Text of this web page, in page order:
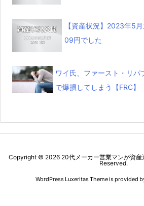
【資産状況】2023年5
09円でした
ワイ氏、ファースト・リパ
で爆損してしまう【FRC】
Copyright © 2026 20代メーカー営業マンが資産
Reserved.
WordPress Luxeritas Theme is provided